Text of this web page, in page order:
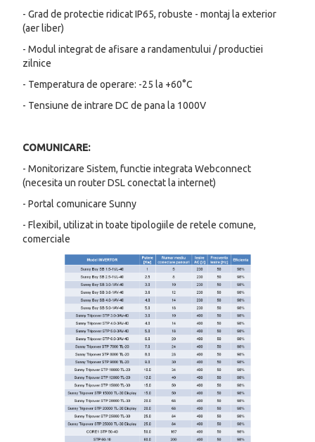
- Grad de protectie ridicat IP65, robuste - montaj la exterior
(aer liber)
- Modul integrat de afisare a randamentului / productiei
zilnice
- Temperatura de operare: -25 la +60°C
- Tensiune de intrare DC de pana la 1000V
COMUNICARE:
- Monitorizare Sistem, functie integrata Webconnect
(necesita un router DSL conectat la internet)
- Portal comunicare Sunny
- Flexibil, utilizat in toate tipologiile de retele comune,
comerciale